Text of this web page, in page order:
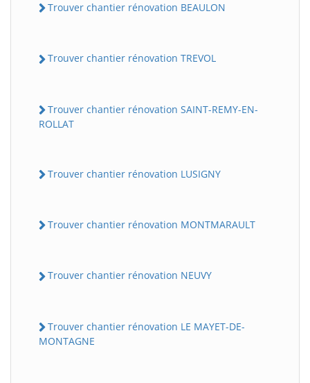
Trouver chantier rénovation BEAULON
Trouver chantier rénovation TREVOL
Trouver chantier rénovation SAINT-REMY-EN-
ROLLAT
Trouver chantier rénovation LUSIGNY
Trouver chantier rénovation MONTMARAULT
Trouver chantier rénovation NEUVY
Trouver chantier rénovation LE MAYET-DE-
MONTAGNE